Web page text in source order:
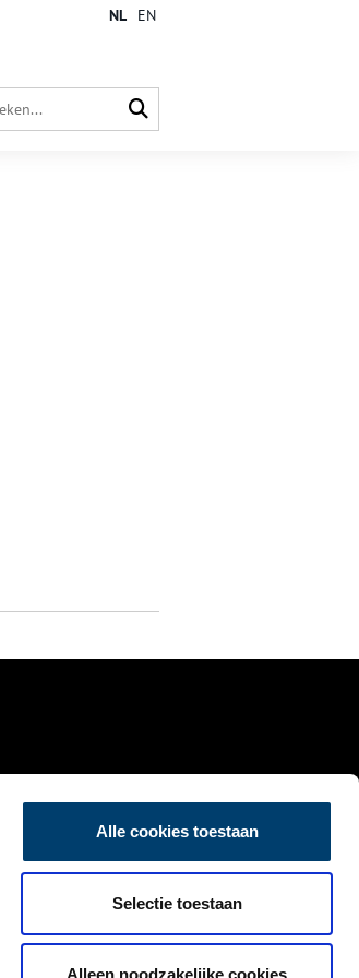
Alle cookies toestaan
Selectie toestaan
Alleen noodzakelijke cookies
NL EN